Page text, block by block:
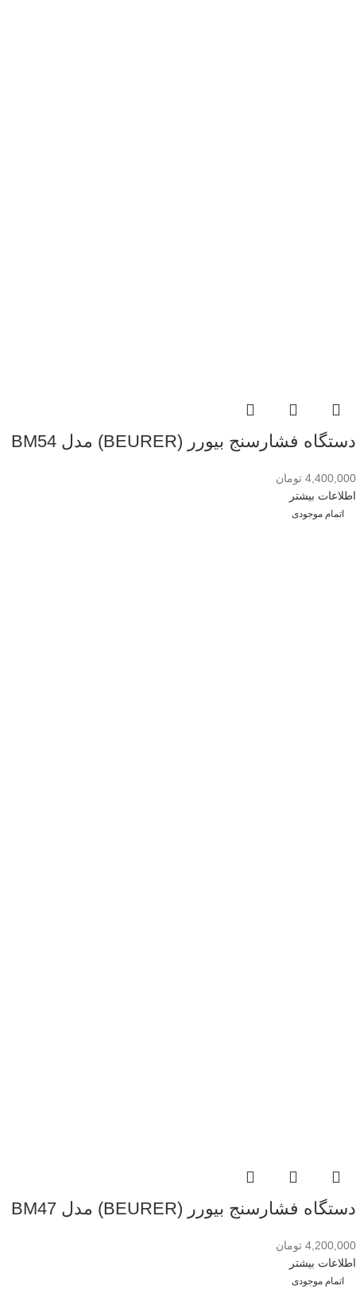
دستگاه فشارسنج بیورر (BEURER) مدل BM54
4,400,000 تومان
اطلاعات بیشتر
اتمام موجودی
دستگاه فشارسنج بیورر (BEURER) مدل BM47
4,200,000 تومان
اطلاعات بیشتر
اتمام موجودی